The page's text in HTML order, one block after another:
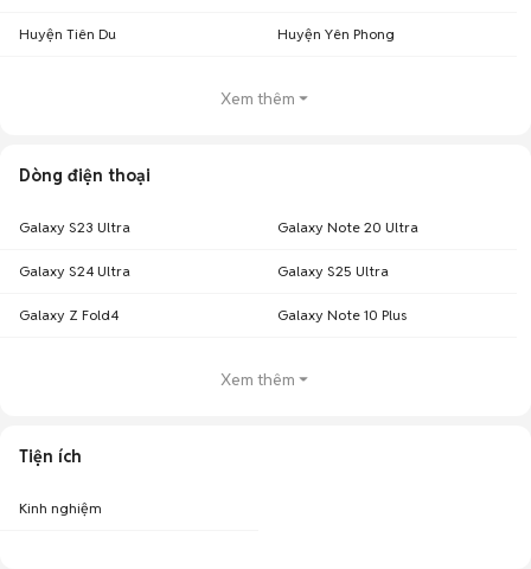
Huyện Tiên Du Huyện Yên Phong
Xem thêm
Dòng điện thoại
Galaxy S23 Ultra Galaxy Note 20 Ultra
Galaxy S24 Ultra Galaxy S25 Ultra
Galaxy Z Fold4 Galaxy Note 10 Plus
Xem thêm
Tiện ích
Kinh nghiệm